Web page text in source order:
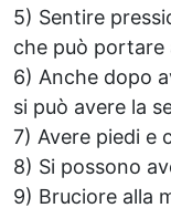
5) Sentire
che può portare
6) Anche dopo
si può avere la
7) Avere piedi e
8) Si possono
9) Bruciore alla